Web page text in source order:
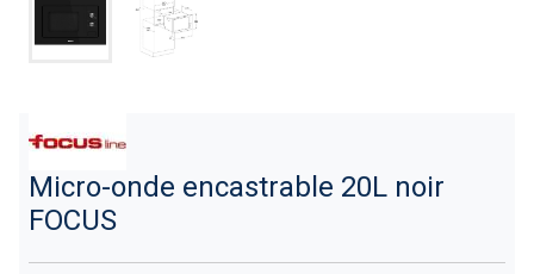
Micro-onde encastrable 20L noir
FOCUS